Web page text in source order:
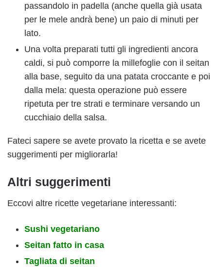
passandolo in padella (anche quella già usata
per le mele andrà bene) un paio di minuti per
lato.
Una volta preparati tutti gli ingredienti ancora
caldi, si può comporre la millefoglie con il seitan
alla base, seguito da una patata croccante e poi
dalla mela: questa operazione può essere
ripetuta per tre strati e terminare versando un
cucchiaio della salsa.
Fateci sapere se avete provato la ricetta e se avete
suggerimenti per migliorarla!
Altri suggerimenti
Eccovi altre ricette vegetariane interessanti:
Sushi vegetariano
Seitan fatto in casa
Tagliata di seitan